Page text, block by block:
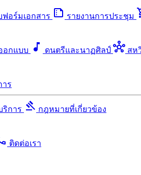
ฟอร์มเอกสาร summarize รายงานการประชุม
อกแบบ music_note ดนตรีและนาฏศิลป์ hub สห
าร
ริการ gavel กฎหมายที่เกี่ยวข้อง
ติดต่อเรา